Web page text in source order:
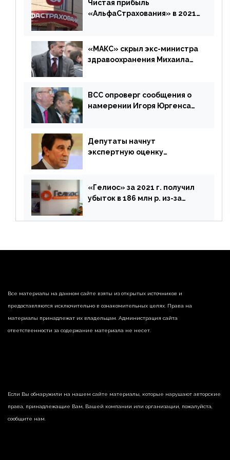
Чистая прибыль
«АльфаСтрахования» в 2021
«МАКС» скрыл экс-министра
здравоохранения Михаила
ВСС опроверг сообщения о
намерении Игоря Юргенса
Депутаты начнут
экспертную оценку
«Гелиос» за 2021 г. получил
убыток в 186 млн р. из-за
реализации недвижимости
Все материалы на данном сайте взяты из открытых источников и
предоставляются исключительно в ознакомительных целях. Права на
материалы принадлежат их владельцам. Администрация сайта
ответственности за содержание материала не несет.
Если Вы обнаружили на нашем сайте материалы, которые нарушают авторские
права, принадлежащие Вам, Вашей компании или организации, пожалуйста,
сообщите нам.